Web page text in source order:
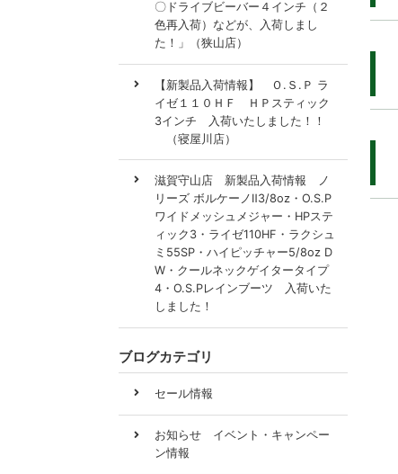
〇ドライブビーバー４インチ（２
色再入荷）などが、入荷しまし
た！」（狭山店）
【新製品入荷情報】 Ｏ.Ｓ.Ｐ ラ
イゼ１１０ＨＦ ＨＰスティック
3インチ 入荷いたしました！！
（寝屋川店）
滋賀守山店 新製品入荷情報 ノ
リーズ ボルケーノⅡ3/8oz・O.S.P
ワイドメッシュメジャー・HPステ
ィック3・ライゼ110HF・ラクシュ
ミ55SP・ハイピッチャー5/8oz D
W・クールネックゲイタータイプ
4・O.S.Pレインブーツ 入荷いた
しました！
ブログカテゴリ
セール情報
お知らせ イベント・キャンペー
ン情報